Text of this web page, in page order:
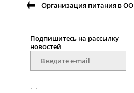
Организация питания в ОО
Подпишитесь на рассылку
новостей